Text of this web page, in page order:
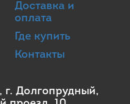
Доставка и
оплата
Где купить
Контакты
г. Долгопрудный,